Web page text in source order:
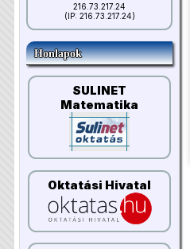
216.73.217.24
(IP: 216.73.217.24)
Honlapok
SULINET
Matematika
Oktatási Hivatal